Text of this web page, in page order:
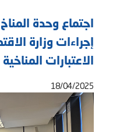
اجتماع وحدة
إجراءات وزارة
الاعتبارات
18/04/2025